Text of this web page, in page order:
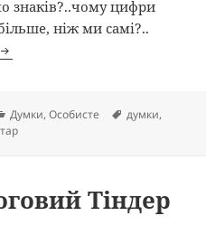
знаків?..чому цифри
ніж ми самі?..
Вжити до
Категорії
Думки,Особисте Позначки
думки,
до Вжити до
Тіндер